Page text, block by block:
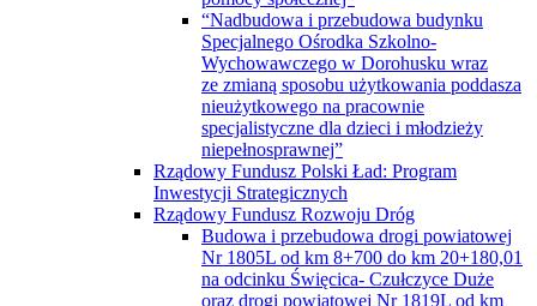
“Nadbudowa i przebudowa budynku
Specjalnego Ośrodka Szkolno-
Wychowawczego w Dorohusku wraz
ze zmianą sposobu użytkowania poddasza
nieużytkowego na pracownie
specjalistyczne dla dzieci i młodzieży
niepełnosprawnej”
Rządowy Fundusz Polski Ład: Program
Inwestycji Strategicznych
Rządowy Fundusz Rozwoju Dróg
Budowa i przebudowa drogi powiatowej
Nr 1805L od km 8+700 do km 20+180,01
na odcinku Święcica- Czułczyce Duże
oraz drogi powiatowej Nr 1819L od km